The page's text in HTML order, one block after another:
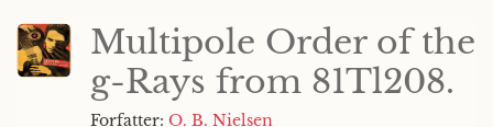
Multipole Order of the
g-Rays from 81Tl208.
Forfatter: O. B. Nielsen